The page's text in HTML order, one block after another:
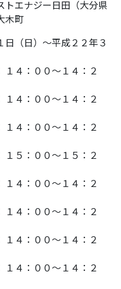
エナジー日田（大分県
木町
（日）～平成２２年３
４：００～１４：２
４：００～１４：２
４：００～１４：２
５：００～１５：２
４：００～１４：２
４：００～１４：２
４：００～１４：２
４：００～１４：２